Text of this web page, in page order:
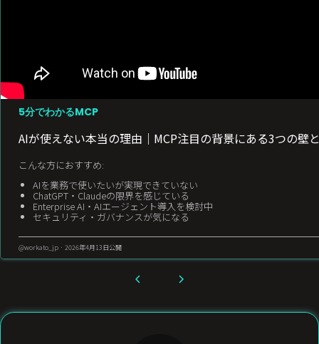
5分でわかるMCP
AIが使えない本当の理由｜MCP注目の背景にある3つの
こんな方におすすめ:
AIを業務で使いたいが実現できていない
ChatGPT・Claudeの限界を感じている
Enterprise AI・AIエージェント導入を検討中
セキュリティ・ガバナンスが気になる
@workato_jp · 2026年4月13日公開